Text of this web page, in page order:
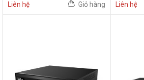
Liên hệ Giỏ hàng Liên hệ